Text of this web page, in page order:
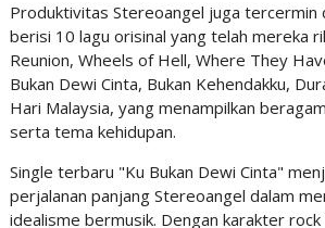
Produktivitas Stereoangel juga tercermin
berisi 10 lagu orisinal yang telah mereka
Reunion, Wheels of Hell, Where They
Bukan Dewi Cinta, Bukan Kehendakku,
Hari Malaysia, yang menampilkan
serta tema kehidupan.
Single terbaru "Ku Bukan Dewi Cinta"
perjalanan panjang Stereoangel dalam
idealisme bermusik. Dengan karakter